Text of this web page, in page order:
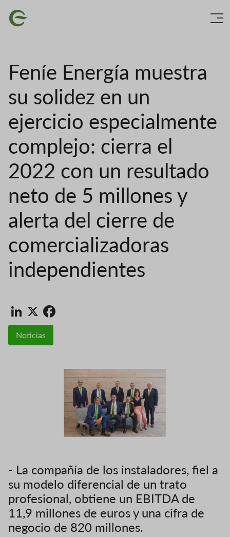
Imaxe
Feníe Energía muestra
su solidez en un
ejercicio especialmente
complejo: cierra el
2022 con un resultado
neto de 5 millones y
alerta del cierre de
comercializadoras
independientes
LinkedIn
X
Noticias
- La compañía de los instaladores, fiel a
su modelo diferencial de un trato
profesional, obtiene un EBITDA de
11,9 millones de euros y una cifra de
negocio de 820 millones.